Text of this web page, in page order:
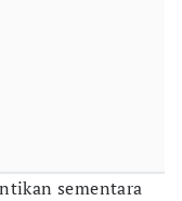
sementara